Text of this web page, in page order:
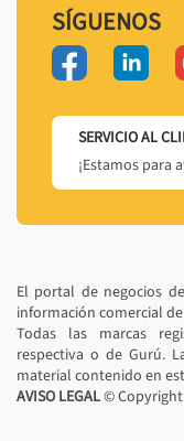
SÍGUENOS
SERVICIO AL
¡Estamos para
El portal de negocios
información comercial
Todas las marcas
respectiva o de Gurú.
material contenido en
AVISO LEGAL© Copyright